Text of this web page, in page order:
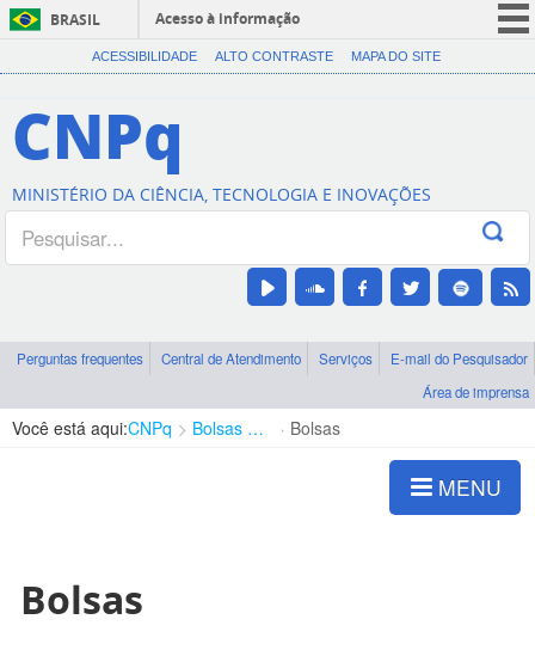
BRASIL
Acesso à informação
CORONAVÍRUS (COVID-19)
Canais
ACESSIBILIDADE ALTO CONTRASTE MAPA DO SITE
CNPq
MINISTÉRIO DA CIÊNCIA, TECNOLOGIA E INOVAÇÕES
Perguntas frequentes Central de Atendimento Serviços
E-mail do Pesquisador
Área de imprensa
Você está aqui:CNPq Bolsas e Auxílios Vigentes Bolsas
MENU
Bolsas